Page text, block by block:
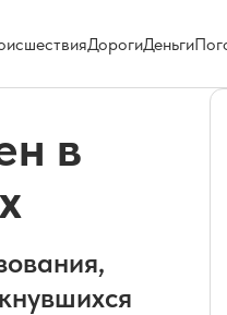
ДорогиДеньги
в